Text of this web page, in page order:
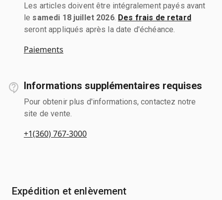
Les articles doivent être intégralement payés avant
le samedi 18 juillet 2026. Des frais de retard
seront appliqués après la date d'échéance.
Paiements
Informations supplémentaires requises
Pour obtenir plus d'informations, contactez notre
site de vente.
+1(360) 767-3000
Expédition et enlèvement